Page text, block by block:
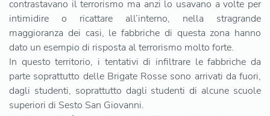
contrastavano il terrorismo ma anzi lo usavano a volte per
intimidire o ricattare all’interno, nella stragrande
maggioranza dei casi, le fabbriche di questa zona hanno
dato un esempio di risposta al terrorismo molto forte.
In questo territorio, i tentativi di infiltrare le fabbriche da
parte soprattutto delle Brigate Rosse sono arrivati da fuori,
dagli studenti, soprattutto dagli studenti di alcune scuole
superiori di Sesto San Giovanni.